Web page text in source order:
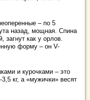
– по 5
назад, мощная. Спина
как у орлов.
форму – он V-
и курочками – это
кг, а «мужички» весят